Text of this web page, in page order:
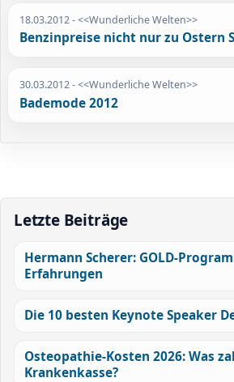
18.03.2012- <<Wunderliche Welten>>
Benzinpreise nicht nur zu Ostern
30.03.2012- <<Wunderliche Welten>>
Bademode 2012
Letzte Beiträge
Hermann Scherer: GOLD-
Erfahrungen
Die 10 besten Keynote Speaker
Osteopathie-Kosten 2026: Was
Krankenkasse?